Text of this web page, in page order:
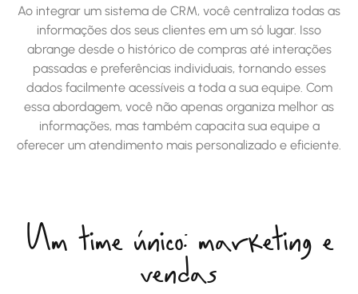
Ao integrar um sistema de CRM, você centraliza todas as
informações dos seus clientes em um só lugar. Isso
abrange desde o histórico de compras até interações
passadas e preferências individuais, tornando esses
dados facilmente acessíveis a toda a sua equipe. Com
essa abordagem, você não apenas organiza melhor as
informações, mas também capacita sua equipe a
oferecer um atendimento mais personalizado e eficiente.
Um time único: marketing e
vendas